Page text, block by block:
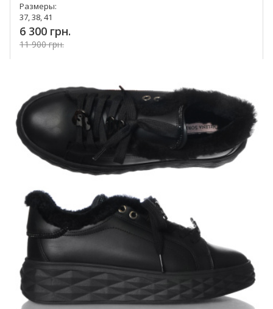
Размеры:
37, 38, 41
6 300 грн.
11 900 грн.